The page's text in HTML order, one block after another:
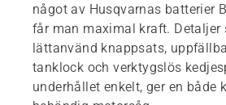
något av Husqvarnas batterier
får man maximal kraft. Detaljer
lättanvänd knappsats,
tanklock och verktygslös
underhållet enkelt, ger en både